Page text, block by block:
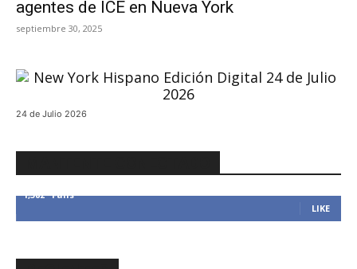
agentes de ICE en Nueva York
septiembre 30, 2025
24 de Julio 2026
1,382 Fans
LIKE